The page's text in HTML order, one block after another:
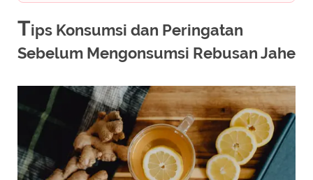
Tips Konsumsi dan Peringatan
Sebelum Mengonsumsi Rebusan Jahe